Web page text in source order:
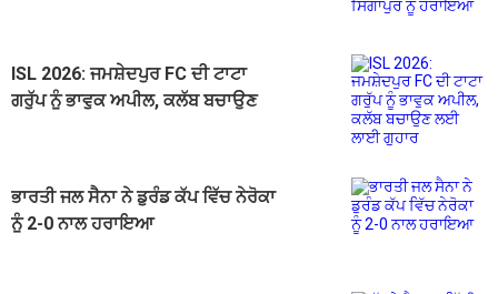
ISL 2026: ਜਮਸ਼ੇਦਪੁਰ FC ਦੀ ਟਾਟਾ
ਗਰੁੱਪ ਨੂੰ ਭਾਵੁਕ ਅਪੀਲ, ਕਲੱਬ ਬਚਾਉਣ
ਭਾਰਤੀ ਜਲ ਸੈਨਾ ਨੇ ਡੁਰੰਡ ਕੱਪ ਵਿੱਚ ਨੇਰੋਕਾ
ਨੂੰ 2-0 ਨਾਲ ਹਰਾਇਆ